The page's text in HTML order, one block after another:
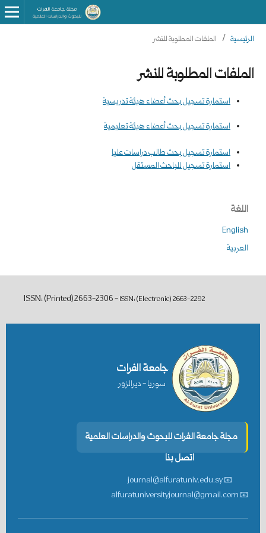
الرئيسية / الملفات المطلوبة للنشر
الملفات المطلوبة للنشر
استمارة تسجيل بحث أعضاء هيئة تدريسية
استمارة تسجيل بحث أعضاء هيئة تعليمية
استمارة تسجيل بحث طالب دراسات عليا
استمارة تسجيل للباحث المستقل
اللغة
English
العربية
ISSN: (Printed) 2663-2306 -ISSN: (Electronic)2663-2292
جامعة الفرات
سوريا - ديرالزور
مجلة جامعة الفرات للبحوث والدراسات العلمية
اتصل بنا
📧 journal@alfuratuniv.edu.sy
📧 alfuratuniversityjournal@gmail.com